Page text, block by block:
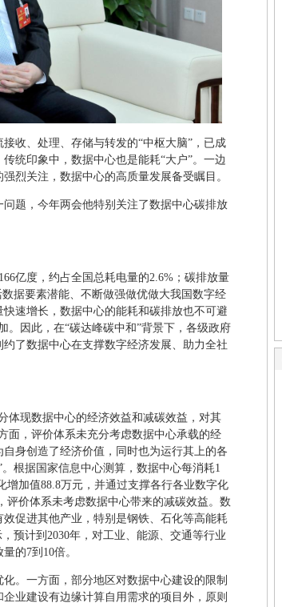
收、处理、存储与转发的“中枢大脑”，已成
统印象中，数据中心也是能耗“大户”。一边
烈关注，数据中心的高质量发展备受瞩目。
题，今年两会他特别关注了数据中心碳排放
亿度，约占全国总耗电量的2.6%；碳排放量
据要素潜能、不断做强做优做大我国数字经
速增长，数据中心的能耗和碳排放也不可避
。因此，在“碳达峰碳中和”背景下，各级政府
了数据中心在支撑数字经济发展、助力全社
体现数据中心的经济效益和减碳效益，对其
面，评价体系未充分考虑数据中心承载的经
身创造了经济价值，同时也为运行其上的各
根据国家信息中心测算，数据中心每消耗1
加值88.8万元，并通过支撑各行各业数字化
评价体系未考虑数据中心带来的减碳效益。数
促进其他产业，特别是钢铁、石化等高能耗
预计到2030年，对工业、能源、交通等行业
的7到10倍。
。一方面，部分地区对数据中心建设的限制
业建设有边缘计算自用需求的项目外，原则